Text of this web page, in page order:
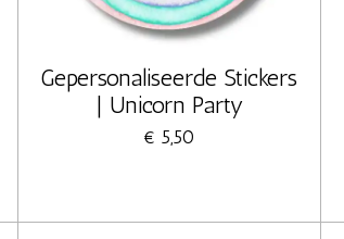
Gepersonaliseerde Stickers
| Unicorn Party
€ 5,50